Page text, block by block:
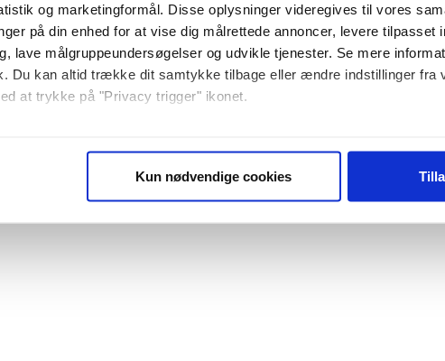
og marketingformål. Disse oplysninger videregives til vores
på din enhed for at vise dig målrettede annoncer, levere tilpasset
lave målgruppeundersøgelser og udvikle tjenester. Se mere
Du kan altid trække dit samtykke tilbage eller ændre indstillinger fra
at trykke på "Privacy trigger" ikonet.
baseret på en scanning af dens unikke karakteristika (fingerprinting)
Kun nødvendige cookies